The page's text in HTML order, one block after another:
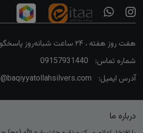
هفت روز هفته ، ۲۴ ساعت شبانه‌روز پاسخگوی شما هستیم
شماره تماس:
09157931440
آدرس ایمیل:
درباره ما